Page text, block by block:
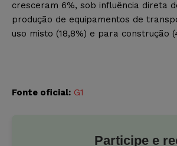
cresceram 6%, sob influência direta
produção de equipamentos de
uso misto (18,8%) e para construção
Fonte oficial: G1
Participe e